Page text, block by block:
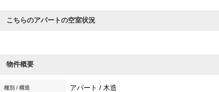
こちらのアパートの空室状況
物件概要
種別 / 構造 アパート / 木造